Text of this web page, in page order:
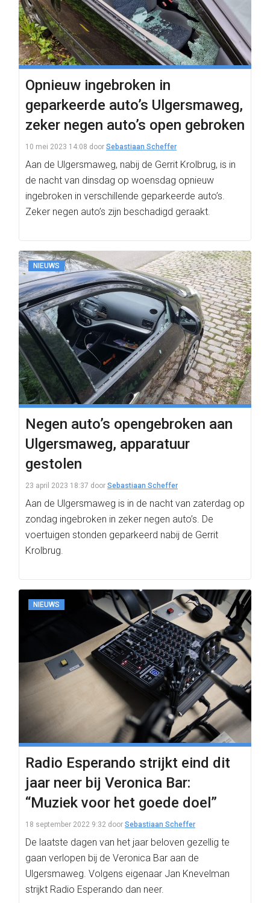
Opnieuw ingebroken in
geparkeerde auto’s Ulgersmaweg,
zeker negen auto’s open gebroken
10 mei 2023 14:08 door Sebastiaan Scheffer
Aan de Ulgersmaweg, nabij de Gerrit Krolbrug, is in
de nacht van dinsdag op woensdag opnieuw
ingebroken in verschillende geparkeerde auto’s.
Zeker negen auto’s zijn beschadigd geraakt.
NIEUWS
Negen auto’s opengebroken aan
Ulgersmaweg, apparatuur
gestolen
23 april 2023 18:37 door Sebastiaan Scheffer
Aan de Ulgersmaweg is in de nacht van zaterdag op
zondag ingebroken in zeker negen auto’s. De
voertuigen stonden geparkeerd nabij de Gerrit
Krolbrug.
NIEUWS
Radio Esperando strijkt eind dit
jaar neer bij Veronica Bar:
“Muziek voor het goede doel”
18 september 2022 9:32 door Sebastiaan Scheffer
De laatste dagen van het jaar beloven gezellig te
gaan verlopen bij de Veronica Bar aan de
Ulgersmaweg. Volgens eigenaar Jan Knevelman
strijkt Radio Esperando dan neer.